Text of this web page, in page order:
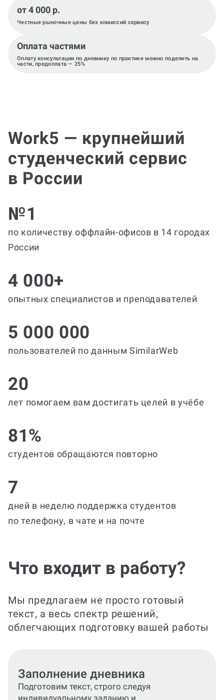
от 4 000 р.
Честные рыночные цены без комиссий сервису
Оплата частями
Оплату консультации по дневнику по практике можно поделить на
части, предоплата — 25%
Work5 — крупнейший
студенческий сервис
в России
№1
по количеству оффлайн-офисов в 14 городах
России
4 000+
опытных специалистов и преподавателей
5 000 000
пользователей по данным SimilarWeb
20
лет помогаем вам достигать целей в учёбе
81%
студентов обращаются повторно
7
дней в неделю поддержка студентов
по телефону, в чате и на почте
Что входит в работу?
Мы предлагаем не просто готовый
текст, а весь спектр решений,
облегчающих подготовку вашей работы
Составление отчета и отзыва
практики